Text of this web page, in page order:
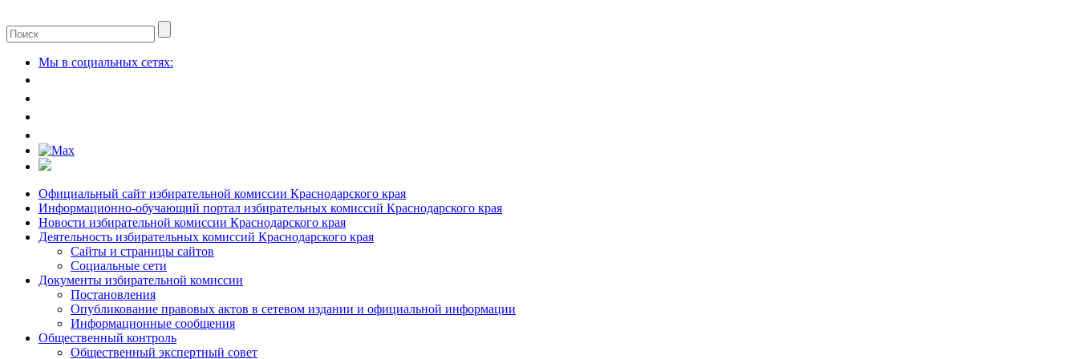
Мы в социальных сетях:
Официальный сайт избирательной комиссии Краснодарского края
Информационно-обучающий портал избирательных комиссий Краснодарского края
Новости избирательной комиссии Краснодарского края
Деятельность избирательных комиссий Краснодарского края
Сайты и страницы сайтов
Социальные сети
Документы избирательной комиссии
Постановления
Опубликование правовых актов в сетевом издании и официальной информации
Информационные сообщения
Общественный контроль
Общественный экспертный совет